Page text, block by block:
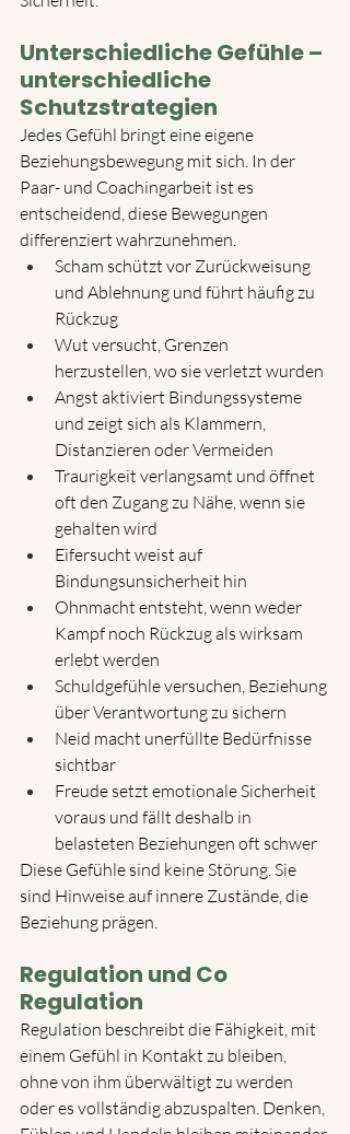
Unterschiedliche Gefühle –
unterschiedliche
Schutzstrategien
Jedes Gefühl bringt eine eigene
Beziehungsbewegung mit sich. In der
Paar- und Coachingarbeit ist es
entscheidend, diese Bewegungen
differenziert wahrzunehmen.
Scham schützt vor Zurückweisung
und Ablehnung und führt häufig zu
Rückzug
Wut versucht, Grenzen
herzustellen, wo sie verletzt wurden
Angst aktiviert Bindungssysteme
und zeigt sich als Klammern,
Distanzieren oder Vermeiden
Traurigkeit verlangsamt und öffnet
oft den Zugang zu Nähe, wenn sie
gehalten wird
Eifersucht weist auf
Bindungsunsicherheit hin
Ohnmacht entsteht, wenn weder
Kampf noch Rückzug als wirksam
erlebt werden
Schuldgefühle versuchen, Beziehung
über Verantwortung zu sichern
Neid macht unerfüllte Bedürfnisse
sichtbar
Freude setzt emotionale Sicherheit
voraus und fällt deshalb in
belasteten Beziehungen oft schwer
Diese Gefühle sind keine Störung. Sie
sind Hinweise auf innere Zustände, die
Beziehung prägen.
Regulation und Co
Regulation
Regulation beschreibt die Fähigkeit, mit
einem Gefühl in Kontakt zu bleiben,
ohne von ihm überwältigt zu werden
oder es vollständig abzuspalten. Denken,